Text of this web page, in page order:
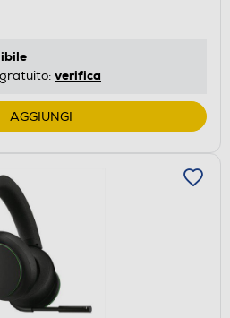
verifica
AGGIUNGI